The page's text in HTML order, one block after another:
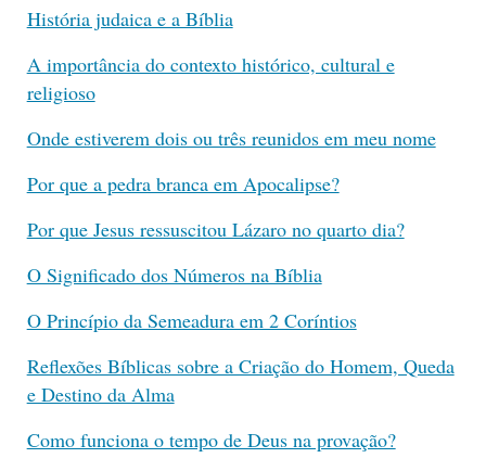
História judaica e a Bíblia
A importância do contexto histórico, cultural e
religioso
Onde estiverem dois ou três reunidos em meu nome
Por que a pedra branca em Apocalipse?
Por que Jesus ressuscitou Lázaro no quarto dia?
O Significado dos Números na Bíblia
O Princípio da Semeadura em 2 Coríntios
Reflexões Bíblicas sobre a Criação do Homem, Queda
e Destino da Alma
Como funciona o tempo de Deus na provação?